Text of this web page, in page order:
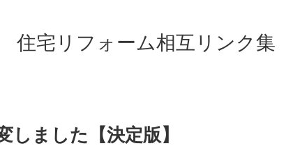
住宅リフォーム相互リンク集
ました【決定版】